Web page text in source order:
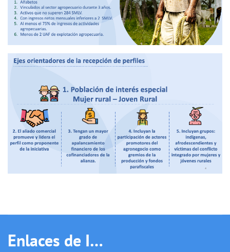
Enlaces de Interés